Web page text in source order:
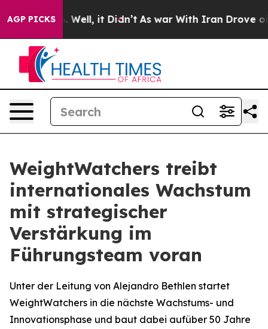
AGP PICKS
40%. Well, it Didn’t As war With Iran Drove oil
WeightWatchers treibt
internationales Wachstum
mit strategischer
Verstärkung im
Führungsteam voran
Unter der Leitung von Alejandro Bethlen startet
WeightWatchers in die nächste Wachstums- und
Innovationsphase und baut dabei aufüber 50 Jahre